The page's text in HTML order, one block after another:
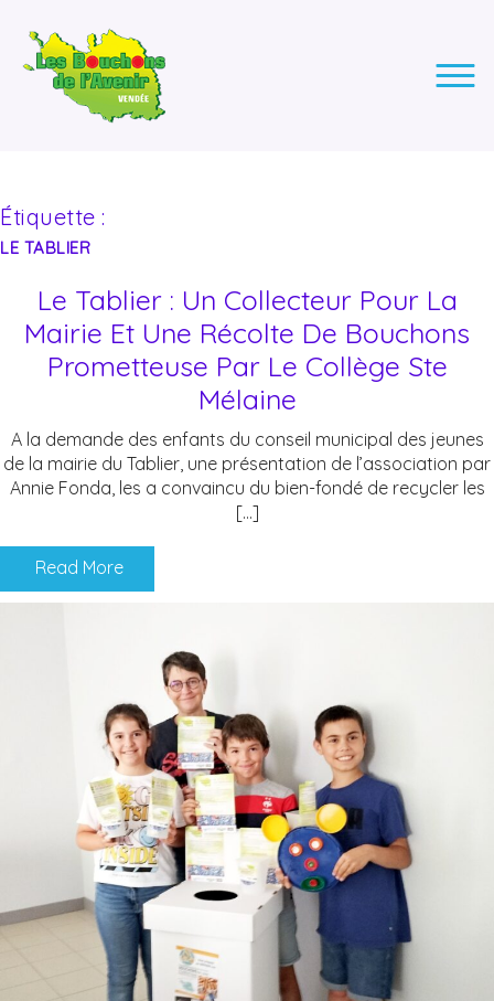
Étiquette :
LE TABLIER
Le Tablier : Un Collecteur Pour La
Mairie Et Une Récolte De Bouchons
Prometteuse Par Le Collège Ste
Mélaine
A la demande des enfants du conseil municipal des jeunes
de la mairie du Tablier, une présentation de l’association par
Annie Fonda, les a convaincu du bien-fondé de recycler les
[…]
Read More